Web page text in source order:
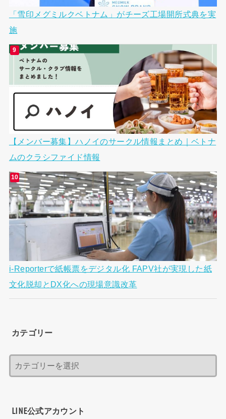
「雪印メグミルクベトナム」がチーズ工場開所式典を実
施
【メンバー募集】ハノイのサークル情報まとめ｜ベトナ
ムのクラシファイド情報
i-Reporterで紙帳票をデジタル化 FAPV社が実現した紙
文化脱却とDX化への現場意識改革
カテゴリー
LINE公式アカウント